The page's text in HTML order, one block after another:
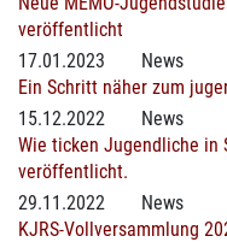
veröffentlicht
17.01.2023
News
Ein Schritt näher zum
15.12.2022
News
Wie ticken Jugendliche in
veröffentlicht.
29.11.2022
News
KJRS-Vollversammlung